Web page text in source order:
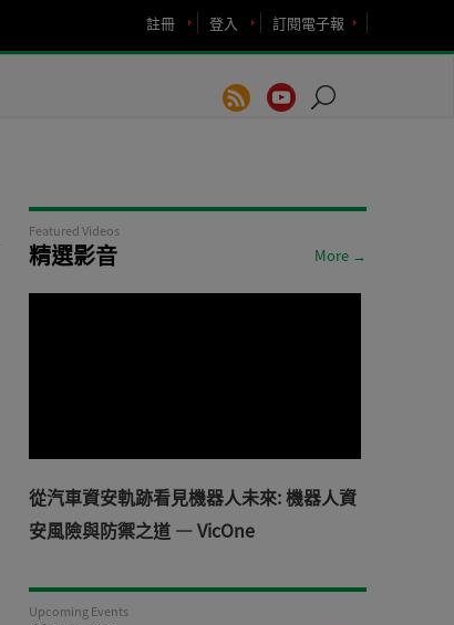
訂閱電子報
登入
註冊
Featured Videos
精選影音 More →
從汽車資安軌跡看見機器人未來: 機器人資
安風險與防禦之道 — VicOne
Upcoming Events